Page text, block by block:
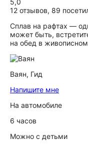
5,0
12 отзывов, 89
Сплав на рафтах —
может быть,
на обед в
Ваян, Гид
Напишите мне
На автомобиле
6 часов
Можно с детьми